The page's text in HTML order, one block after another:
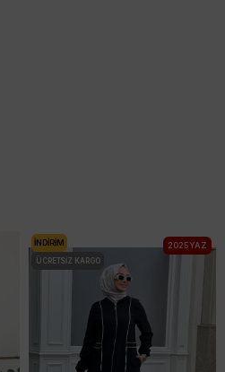
İNDIRIM
ÜCRETSIZ KARGO
2025 YAZ